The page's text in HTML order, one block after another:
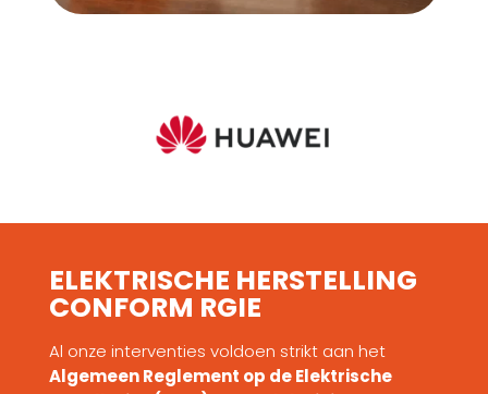
ELEKTRISCHE HERSTELLING
CONFORM RGIE
Al onze interventies voldoen strikt aan het
Algemeen Reglement op de Elektrische